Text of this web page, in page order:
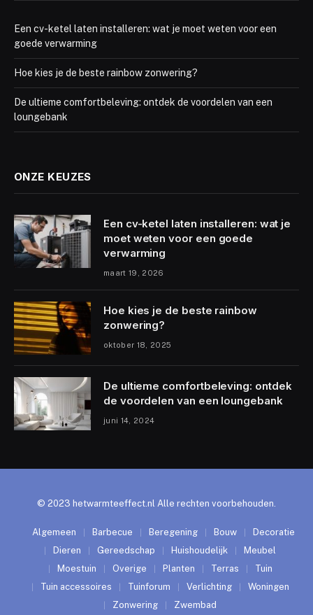
Een cv-ketel laten installeren: wat je moet weten voor een
goede verwarming
Hoe kies je de beste rainbow zonwering?
De ultieme comfortbeleving: ontdek de voordelen van een
loungebank
ONZE KEUZES
Een cv-ketel laten installeren: wat je
moet weten voor een goede
verwarming
maart 19, 2026
Hoe kies je de beste rainbow
zonwering?
oktober 18, 2025
De ultieme comfortbeleving: ontdek
de voordelen van een loungebank
juni 14, 2024
© 2023 hetwarmteeffect.nl Alle rechten voorbehouden.
Algemeen Barbecue Beregening Bouw
Decoratie
Dieren
Gereedschap Huishoudelijk
Meubel
Moestuin
Overige Planten Terras
Tuin
Tuin accessoires
Tuinforum Verlichting
Woningen
Zonwering
Zwembad